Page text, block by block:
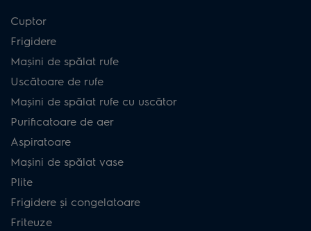
Cuptor
Frigidere
Mașini de spălat rufe
Uscătoare de rufe
Mașini de spălat rufe cu uscător
Purificatoare de aer
Aspiratoare
Mașini de spălat vase
Plite
Frigidere și congelatoare
Friteuze